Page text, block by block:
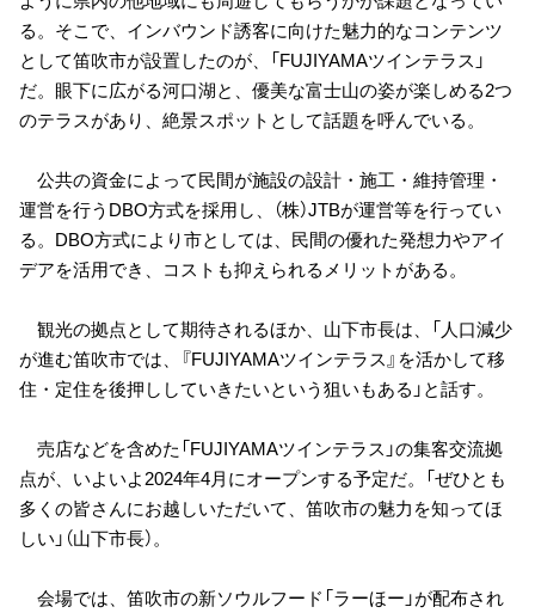
る。そこで、インバウンド誘客に向けた魅力的なコンテンツ
として笛吹市が設置したのが、「FUJIYAMAツインテラス」
だ。眼下に広がる河口湖と、優美な富士山の姿が楽しめる2つ
のテラスがあり、絶景スポットとして話題を呼んでいる。
公共の資金によって民間が施設の設計・施工・維持管理・
運営を行うDBO方式を採用し、（株）JTBが運営等を行ってい
る。DBO方式により市としては、民間の優れた発想力やアイ
デアを活用でき、コストも抑えられるメリットがある。
観光の拠点として期待されるほか、山下市長は、「人口減少
が進む笛吹市では、『FUJIYAMAツインテラス』を活かして移
住・定住を後押ししていきたいという狙いもある」と話す。
売店などを含めた「FUJIYAMAツインテラス」の集客交流拠
点が、いよいよ2024年4月にオープンする予定だ。「ぜひとも
多くの皆さんにお越しいただいて、笛吹市の魅力を知ってほ
しい」（山下市長）。
会場では、笛吹市の新ソウルフード「ラーほー」が配布され